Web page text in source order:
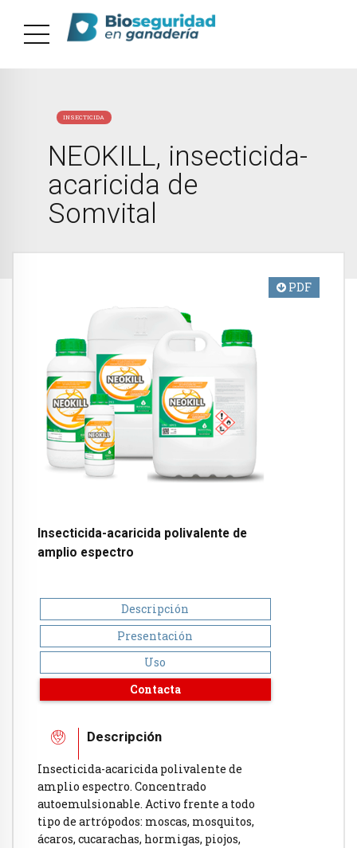
INSECTICIDA
NEOKILL, insecticida-
acaricida de
Somvital
PDF
Insecticida-acaricida polivalente de
amplio espectro
Descripción
Presentación
Uso
Contacta
Descripción
Insecticida-acaricida polivalente de
amplio espectro. Concentrado
autoemulsionable. Activo frente a todo
tipo de artrópodos: moscas, mosquitos,
ácaros, cucarachas, hormigas, piojos,